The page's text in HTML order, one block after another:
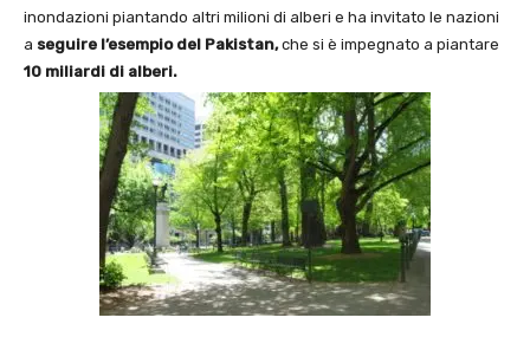
inondazioni piantando altri milioni di alberi e ha invitato le nazioni
a seguire l’esempio del Pakistan,che si è impegnato a piantare
10 miliardi di alberi.